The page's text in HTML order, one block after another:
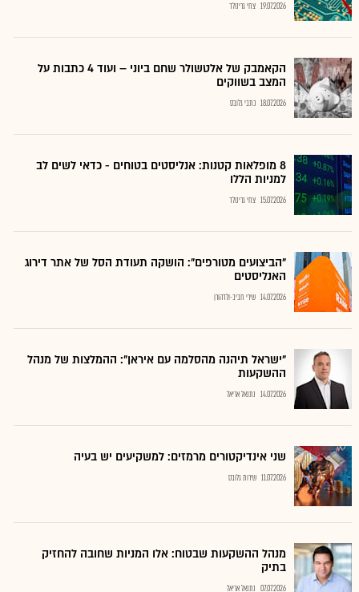
19.07.2026 צחי גרינולד
הקאמבק של אלטשולר שחם ביוני – ועוד 4 כתבות על
המצב בשווקים
18.07.2026 כתבי גלובס
8 מופלאות קטנות: אנליסטים בטוחים - כדאי לשים לב
למניות הללו
15.07.2026 צחי גרינולד
"הביצועים מטורפים": הושקה תעודת הסל של אתר דירוג
האנליסטים
14.07.2026 שירי חביב-ולדהורן
"ישראל תיהנה מהסלמה עם איראן": ההמלצות של מנהל
ההשקעות
14.07.2026 נתנאל אריאל
שני אינדיקטורים מרמזים: למשקיעים יש בעיה
11.07.2026 שירות גלובס
מנהל ההשקעות שבטוח: אלו המניות שחובה להחזיק
בתיק
07.07.2026 נתנאל אריאל